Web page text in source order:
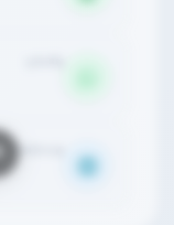
وب‌سایت